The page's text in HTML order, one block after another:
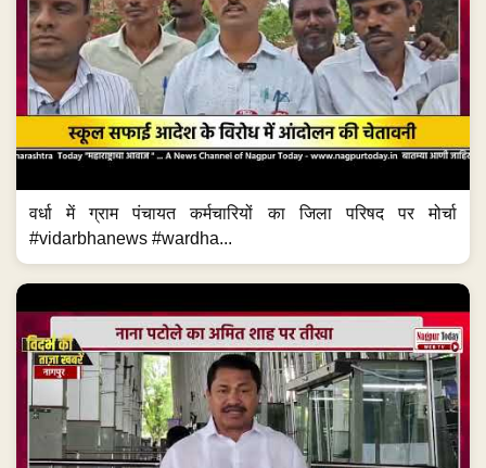
वर्धा में ग्राम पंचायत कर्मचारियों का जिला परिषद पर मोर्चा
#vidarbhanews #wardha...